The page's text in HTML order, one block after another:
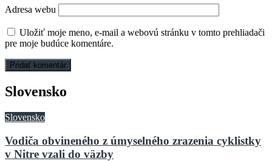
Adresa webu
Uložiť moje meno, e-mail a webovú stránku v tomto prehliadači
pre moje budúce komentáre.
Slovensko
Slovensko
Vodiča obvineného z úmyselného zrazenia cyklistky
v Nitre vzali do väzby